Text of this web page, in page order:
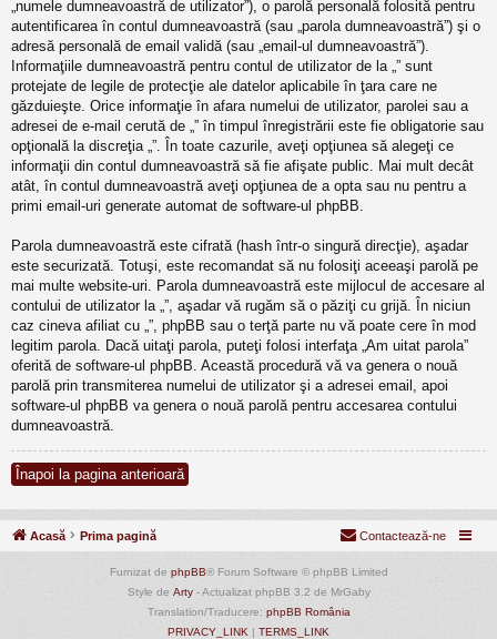
„numele dumneavoastră de utilizator”), o parolă personală folosită pentru
autentificarea în contul dumneavoastră (sau „parola dumneavoastră”) şi o
adresă personală de email validă (sau „email-ul dumneavoastră”).
Informaţiile dumneavoastră pentru contul de utilizator de la „” sunt
protejate de legile de protecţie ale datelor aplicabile în ţara care ne
găzduieşte. Orice informaţie în afara numelui de utilizator, parolei sau a
adresei de e-mail cerută de „” în timpul înregistrării este fie obligatorie sau
opţională la discreţia „”. În toate cazurile, aveţi opţiunea să alegeţi ce
informaţii din contul dumneavoastră să fie afişate public. Mai mult decât
atât, în contul dumneavoastră aveţi opţiunea de a opta sau nu pentru a
primi email-uri generate automat de software-ul phpBB.
Parola dumneavoastră este cifrată (hash într-o singură direcţie), aşadar
este securizată. Totuşi, este recomandat să nu folosiţi aceeaşi parolă pe
mai multe website-uri. Parola dumneavoastră este mijlocul de accesare al
contului de utilizator la „”, aşadar vă rugăm să o păziţi cu grijă. În niciun
caz cineva afiliat cu „”, phpBB sau o terţă parte nu vă poate cere în mod
legitim parola. Dacă uitaţi parola, puteţi folosi interfaţa „Am uitat parola”
oferită de software-ul phpBB. Această procedură vă va genera o nouă
parolă prin transmiterea numelui de utilizator şi a adresei email, apoi
software-ul phpBB va genera o nouă parolă pentru accesarea contului
dumneavoastră.
Înapoi la pagina anterioară
Acasă Prima pagină Contactează-ne
Furnizat de phpBB® Forum Software © phpBB Limited
Style de Arty- Actualizat phpBB 3.2 de MrGaby
Translation/Traducere: phpBB România
PRIVACY_LINK | TERMS_LINK